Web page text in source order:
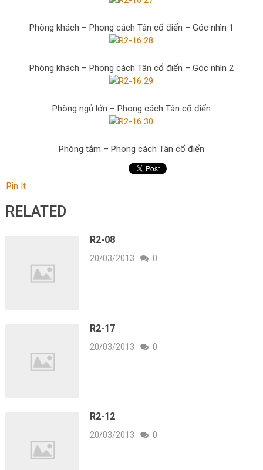
Phòng khách – Phong cách Tân cổ điển – Góc nhìn 1
Phòng khách – Phong cách Tân cổ điển – Góc nhìn 2
Phòng ngủ lớn – Phong cách Tân cổ điển
Phòng tắm – Phong cách Tân cổ điển
Pin It
RELATED
R2-08
20/03/2013 0
R2-17
20/03/2013 0
R2-12
20/03/2013 0